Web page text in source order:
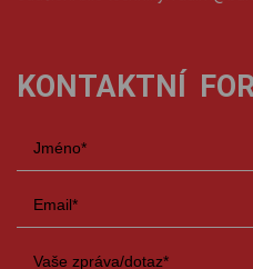
KONTAKTNÍ